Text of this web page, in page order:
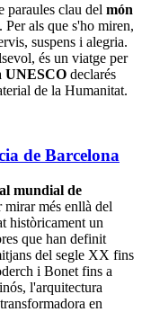
paraules clau del món
Per als que s'ho miren,
suspens i alegria.
és un viatge per
UNESCO declarés
de la Humanitat.
de Barcelona
mundial de
mirar més enllà del
històricament un
que han definit
del segle XX fins
i Bonet fins a
l'arquitectura
en